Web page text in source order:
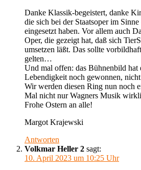
Danke Klassik-begeistert, danke
die sich bei der Staatsoper im
eingesetzt haben. Vor allem auch
Oper, die gezeigt hat, daß sich
umsetzen läßt. Das sollte
gelten…
Und mal offen: das Bühnenbild hat
Lebendigkeit noch gewonnen,
Wir werden diesen Ring nun noch
Mal nicht nur Wagners Musik
Frohe Ostern an alle!
Margot Krajewski
Antworten
Volkmar Heller 2 sagt:
10. April 2023 um 10:25 Uhr